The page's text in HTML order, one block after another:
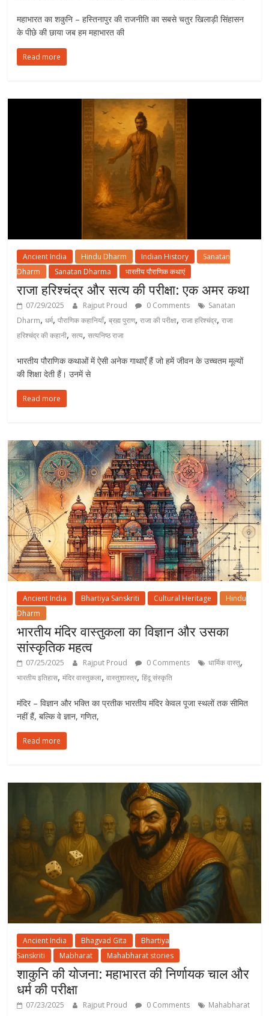
महाभारत का शकुनि – हस्तिनापुर की राजनीति का सबसे चतुर खिलाड़ी सिंहासन
के पीछे की छाया जब हम महाभारत की
Read more
Ancient India Hindu Dharm Indian History
Sanatan
Dharm
Sanatan Dharma भारतीय पौराणिक कथाएं
राजा हरिश्चंद्र और सत्य की परीक्षा: एक अमर कथा
07/29/2025 Rajput Proud 0 Comments
Sanatan
Dharm,धर्म,पौराणिक कहानियाँ,ब्रह्म पुराण,राजा की परीक्षा,राजा हरिश्चंद्र,राजा
हरिश्चंद्र की कहानी,सत्य,सत्यनिष्ठ राजा
भारतीय पौराणिक कथाओं में ऐसी अनेक गाथाएँ हैं जो हमें जीवन के उच्चतम मूल्यों
की शिक्षा देती हैं। उनमें से
Read more
Ancient India Bhartiya Sanskriti Cultural Heritage
Hindu
Dharm
भारतीय मंदिर वास्तुकला का विज्ञान और उसका
सांस्कृतिक महत्व
07/25/2025 Rajput Proud 0 Comments धार्मिक वास्तु,
भारतीय इतिहास,मंदिर वास्तुकला,वास्तुशास्त्र,हिंदू संस्कृति
मंदिर – विज्ञान और भक्ति का प्रतीक भारतीय मंदिर केवल पूजा स्थलों तक सीमित
नहीं हैं, बल्कि वे ज्ञान, गणित,
Read more
Ancient India Bhagvad Gita
Bhartiya
Sanskriti
Mabharat Mahabharat stories
शाकुनि की योजना: महाभारत की निर्णायक चाल और
धर्म की परीक्षा
07/23/2025 Rajput Proud 0 Comments
Mahabharat